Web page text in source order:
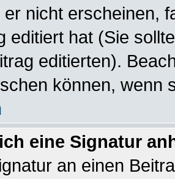
nicht erscheinen,
editiert hat (Sie
editierten).
können, wenn
eine Signatur
an einen